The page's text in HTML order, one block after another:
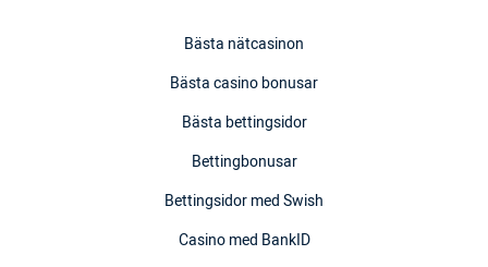
Bästa nätcasinon
Bästa casino bonusar
Bästa bettingsidor
Bettingbonusar
Bettingsidor med Swish
Casino med BankID